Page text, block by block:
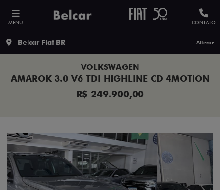
MENU CONTATO
Belcar Fiat BR Alterar
VOLKSWAGEN
AMAROK 3.0 V6 TDI HIGHLINE CD 4MOTION
R$ 249.900,00